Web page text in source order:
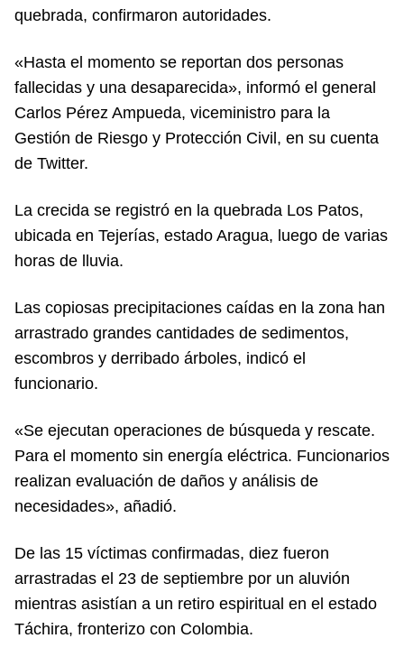
quebrada, confirmaron autoridades.
«Hasta el momento se reportan dos personas
fallecidas y una desaparecida», informó el general
Carlos Pérez Ampueda, viceministro para la
Gestión de Riesgo y Protección Civil, en su cuenta
de Twitter.
La crecida se registró en la quebrada Los Patos,
ubicada en Tejerías, estado Aragua, luego de varias
horas de lluvia.
Las copiosas precipitaciones caídas en la zona han
arrastrado grandes cantidades de sedimentos,
escombros y derribado árboles, indicó el
funcionario.
«Se ejecutan operaciones de búsqueda y rescate.
Para el momento sin energía eléctrica. Funcionarios
realizan evaluación de daños y análisis de
necesidades», añadió.
De las 15 víctimas confirmadas, diez fueron
arrastradas el 23 de septiembre por un aluvión
mientras asistían a un retiro espiritual en el estado
Táchira, fronterizo con Colombia.